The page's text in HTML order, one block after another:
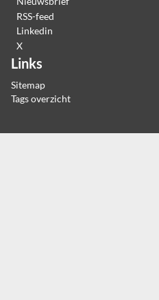
RSS-feed
Linkedin
X
Links
Sitemap
Tags overzicht